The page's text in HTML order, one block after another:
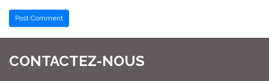
CONTACTEZ-NOUS